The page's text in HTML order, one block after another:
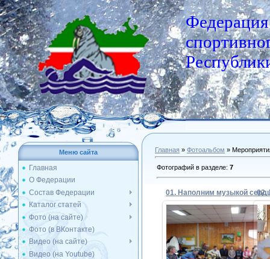
Федерация
Меню сайта
Главная
О Федерации
Состав Федерации
Каталог статей
Фото (на сайте)
Фото (в ВКонтакте)
Видео (на сайте)
Видео (на Youtube)
Главная » Фотоальбом »
Фотографий в разделе: 7
06.11.2017
Встреча с бардами (ноябрь